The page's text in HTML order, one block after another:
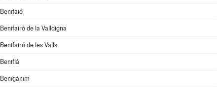
Benifaió
Benifairó de la Valldigna
Benifairó de les Valls
Beniflá
Benigànim